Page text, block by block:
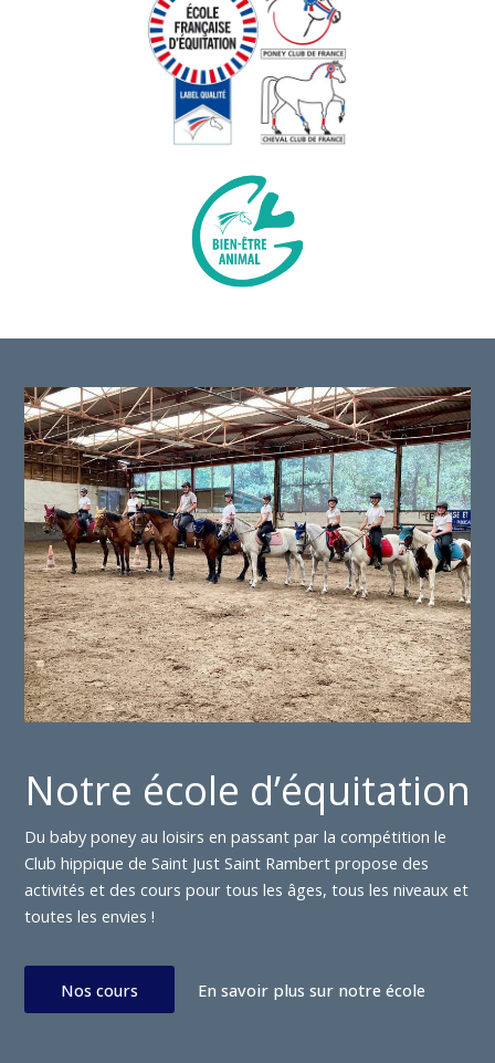
Notre école d’équitation
Du baby poney au loisirs en passant par la compétition le
Club hippique de Saint Just Saint Rambert propose des
activités et des cours pour tous les âges, tous les niveaux et
toutes les envies !
Nos cours En savoir plus sur notre école